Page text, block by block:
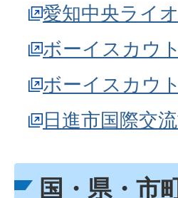
愛知中央ライ
ボーイスカウ
ボーイスカウ
日進市国際交
国・県・市